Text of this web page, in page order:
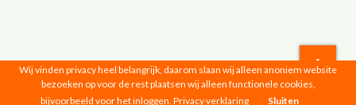
Vrouwen van Nu © 2026 |Privacyverklaring
Wij vinden privacy heel belangrijk, daarom slaan wij alleen anoniem website
bezoeken op voor de rest plaatsen wij alleen functionele cookies,
bijvoorbeeld voor het inloggen. Privacy verklaring Sluiten